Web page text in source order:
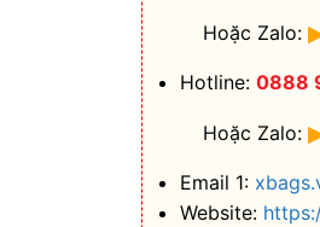
Hoặc Zalo:
Hotline: 0888
Hoặc Zalo:
Email 1:
Website: